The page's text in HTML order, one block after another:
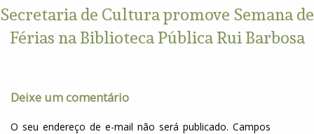
Secretaria de Cultura promove Semana de
Férias na Biblioteca Pública Rui Barbosa
Deixe um comentário
O seu endereço de e-mail não será publicado. Campos